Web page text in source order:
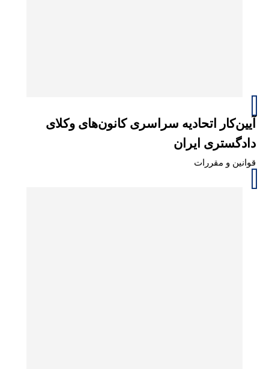
آیین‌کار اتحادیه سراسری کانون‌های وکلای
دادگستری ایران
قوانین و مقررات